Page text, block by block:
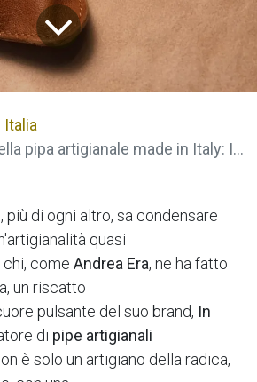
Italia
artigianale made in Italy: In Fumo Veritas
più di ogni altro, sa condensare
quasi
chi, come Andrea Era, ne ha fatto
un riscatto
pulsante del suo brand, In
di pipe artigianali
è solo un artigiano della radica,